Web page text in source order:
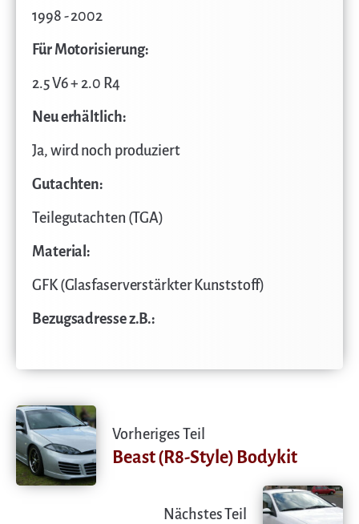
1998 - 2002
Für Motorisierung:
2.5 V6 + 2.0 R4
Neu erhältlich:
Ja, wird noch produziert
Gutachten:
Teilegutachten (TGA)
Material:
GFK (Glasfaserverstärkter Kunststoff)
Bezugsadresse z.B.:
Vorheriges Teil
Beast (R8-Style) Bodykit
Nächstes Teil